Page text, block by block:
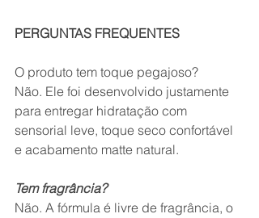
PERGUNTAS FREQUENTES
O produto tem toque pegajoso?
Não. Ele foi desenvolvido justamente
para entregar hidratação com
sensorial leve, toque seco confortável
e acabamento matte natural.
Tem fragrância?
Não. A fórmula é livre de fragrância, o